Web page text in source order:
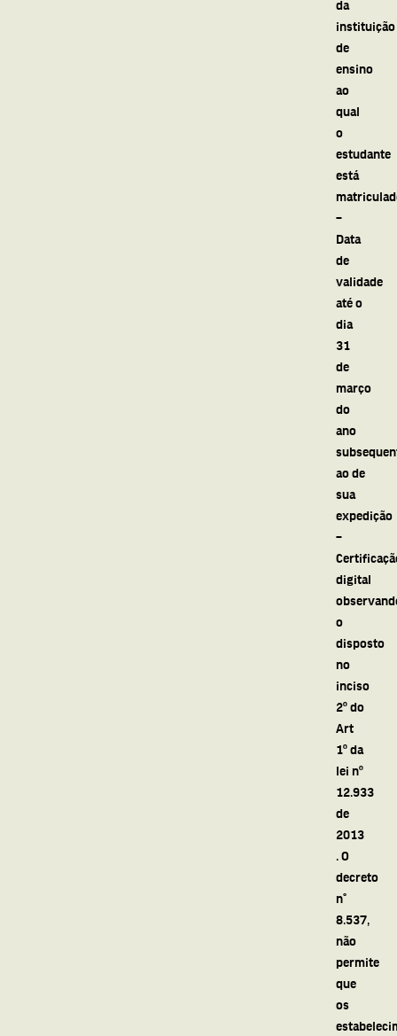
da
instituição
de
ensino
ao
qual
o
estudante
está
–
Data
de
validade
até o
dia
31
de
março
do
ano
ao de
sua
expedição
–
digital
o
disposto
no
inciso
2º do
Art
1º da
lei nº
12.933
de
2013
. O
decreto
n°
8.537,
não
permite
que
os